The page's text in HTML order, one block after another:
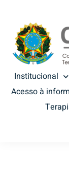
Institucional
Acesso à